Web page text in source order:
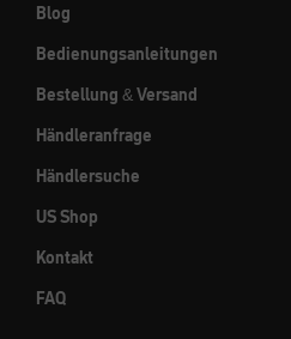
Blog
Bedienungsanleitungen
Bestellung & Versand
Händleranfrage
Händlersuche
US Shop
Kontakt
FAQ